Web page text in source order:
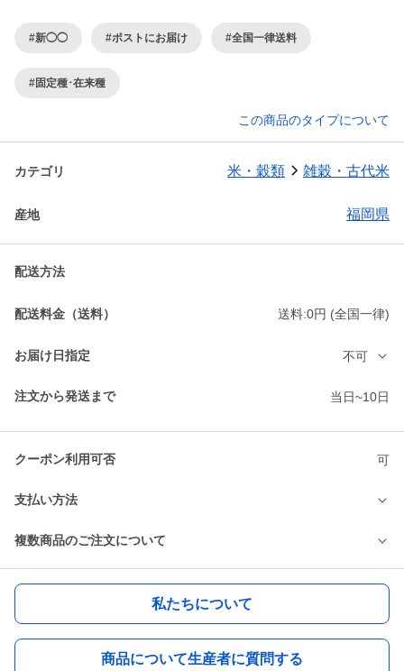
#新◯◯ #ポストにお届け #全国一律送料
#固定種･在来種
この商品のタイプについて
カテゴリ 米・穀類 雑穀・古代米
産地 福岡県
配送方法
配送料金（送料） 送料:0円 (全国一律)
お届け日指定 不可
注文から発送まで 当日~10日
クーポン利用可否 可
支払い方法
複数商品のご注文について
私たちについて
商品について生産者に質問する